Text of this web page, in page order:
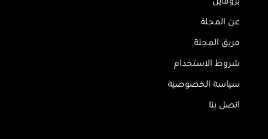
عن المجلة
فريق المجلة
شروط الاستخدام
سياسة الخصوصية
اتصل بنا